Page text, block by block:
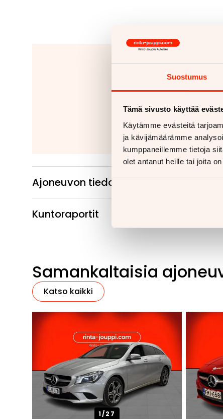
Suostumus
Tämä sivusto käyttää
Käytämme evästeitä
ja kävijämäärämme
kumppaneillemme tietoja
olet antanut heille tai joita
Jäitkö
Tähänkin autoon
Irrotettavat
Ajoneuvon tiedot
Kuntoraportit
Samankaltaisia
Katso kaikki
1/27